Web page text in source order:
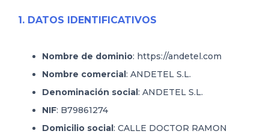
1. DATOS IDENTIFICATIVOS
Nombre de dominio: https://andetel.com
Nombre comercial: ANDETEL S.L.
Denominación social: ANDETEL S.L.
NIF: B79861274
Domicilio social: CALLE DOCTOR RAMON